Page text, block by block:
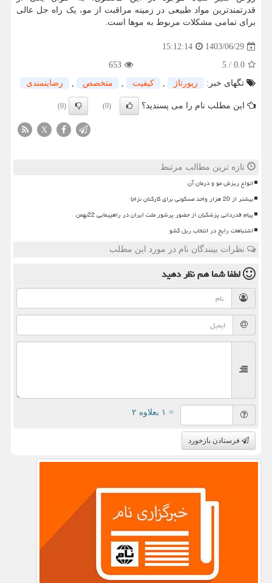
قدرتمندترین مواد طبیعی در زمینه مراقبت از مو، یک راه‌ حل عالی
برای تمامی مشکلات مربوط به موها است.
1403/06/29
15:12:14
0.0
/
5
653
تگهای خبر:
رپورتاژ , كیفیت , متخصص , رضایتمندی
این مطلب نام را می پسندید؟ (0)
(0)
X
تازه ترین مطالب مرتبط
انواع ریزش مو و درمان آن
بیشتر از 20 هزار واحد مسکونی برای کارکنان نزاجا
پیام قدردانی پزشکیان از حضور پرشور ملت ایران در راهپیمایی 22بهمن
اشتباهات رایج در انتخاب ریل کشو
نظرات بینندگان نام در مورد این مطلب
لطفا شما همنظر دهید
= ۱ بعلاوه ۲
فرستادن بازخورد